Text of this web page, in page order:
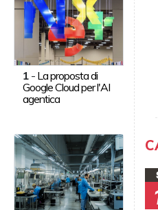
1 - La proposta di
Google Cloud per l'AI
agentica